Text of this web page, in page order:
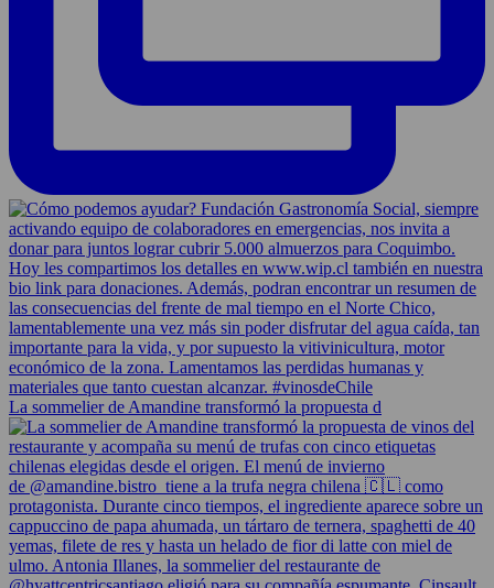
La sommelier de Amandine transformó la propuesta d